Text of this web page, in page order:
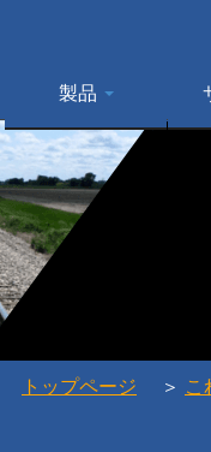
製品
トップページ ＞ こ